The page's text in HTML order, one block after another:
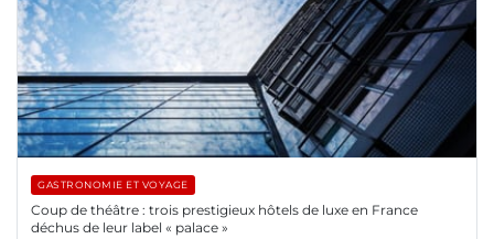
GASTRONOMIE ET VOYAGE
Coup de théâtre : trois prestigieux hôtels de luxe en France
déchus de leur label « palace »